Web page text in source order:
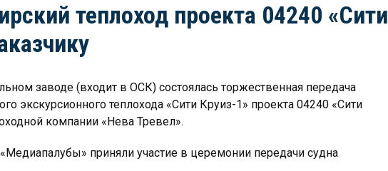
теплоход проекта 04240 «Сити
заводе (входит в ОСК) состоялась торжественная передача
экскурсионного теплохода «Сити Круиз-1» проекта 04240 «Сити
компании «Нева Тревел».
приняли участие в церемонии передачи судна